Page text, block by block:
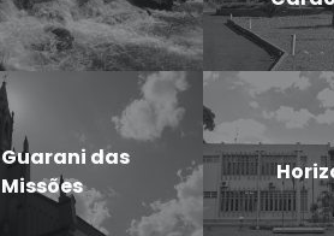
Guarani das
Missões